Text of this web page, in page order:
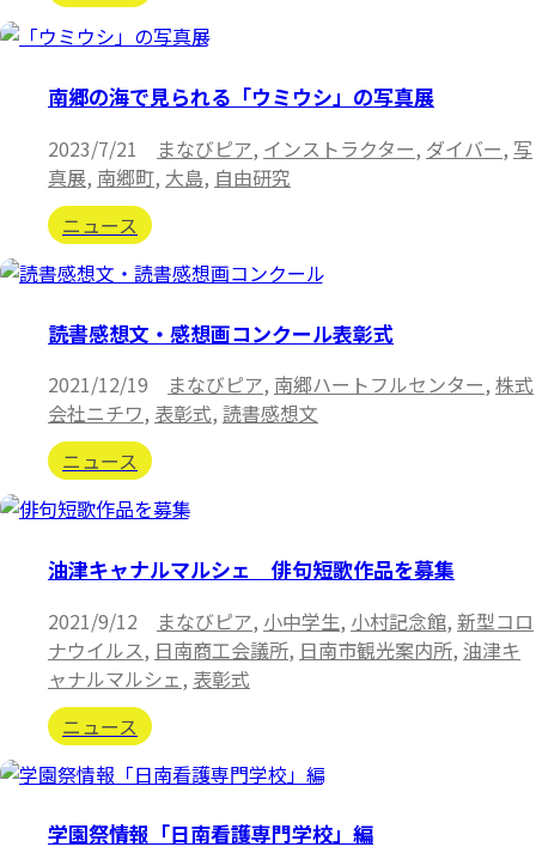
南郷の海で見られる「ウミウシ」の写真展
2023/7/21 まなびピア, インストラクター, ダイバー, 写
真展, 南郷町, 大島, 自由研究
ニュース
読書感想文・感想画コンクール表彰式
2021/12/19 まなびピア, 南郷ハートフルセンター, 株式
会社ニチワ, 表彰式, 読書感想文
ニュース
油津キャナルマルシェ 俳句短歌作品を募集
2021/9/12 まなびピア, 小中学生, 小村記念館, 新型コロ
ナウイルス, 日南商工会議所, 日南市観光案内所, 油津キ
ャナルマルシェ , 表彰式
ニュース
学園祭情報「日南看護専門学校」編